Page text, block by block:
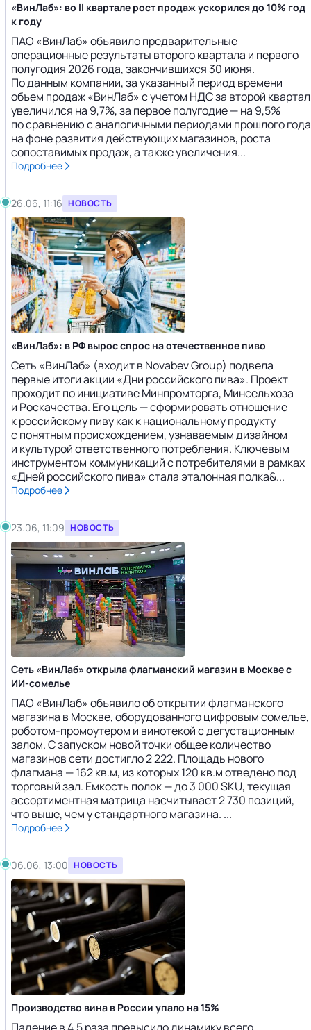
«ВинЛаб»: во II квартале рост продаж ускорился до 10% год
к году
ПАО «ВинЛаб» объявило предварительные
операционные результаты второго квартала и первого
полугодия 2026 года, закончившихся 30 июня.
По данным компании, за указанный период времени
объем продаж «ВинЛаб» с учетом НДС за второй квартал
увеличился на 9,7%, за первое полугодие — на 9,5%
по сравнению с аналогичными периодами прошлого года
на фоне развития действующих магазинов, роста
сопоставимых продаж, а также увеличения...
Подробнее
26.06, 11:16 НОВОСТЬ
«ВинЛаб»: в РФ вырос спрос на отечественное пиво
Сеть «ВинЛаб» (входит в Novabev Group) подвела
первые итоги акции «Дни российского пива». Проект
проходит по инициативе Минпромторга, Минсельхоза
и Роскачества. Его цель — сформировать отношение
к российскому пиву как к национальному продукту
с понятным происхождением, узнаваемым дизайном
и культурой ответственного потребления. Ключевым
инструментом коммуникаций с потребителями в рамках
«Дней российского пива» стала эталонная полка&...
Подробнее
23.06, 11:09 НОВОСТЬ
Сеть «ВинЛаб» открыла флагманский магазин в Москве с
ИИ-сомелье
ПАО «ВинЛаб» объявило об открытии флагманского
магазина в Москве, оборудованного цифровым сомелье,
роботом-промоутером и винотекой с дегустационным
залом. С запуском новой точки общее количество
магазинов сети достигло 2 222. Площадь нового
флагмана — 162 кв.м, из которых 120 кв.м отведено под
торговый зал. Емкость полок — до 3 000 SKU, текущая
ассортиментная матрица насчитывает 2 730 позиций,
что выше, чем у стандартного магазина. ...
Подробнее
06.06, 13:00 НОВОСТЬ
Производство вина в России упало на 15%